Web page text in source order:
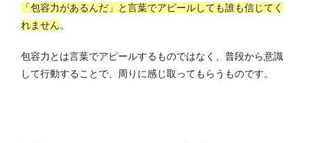
「包容力があるんだ」と言葉でアピールしても誰も信じてく
れません。
包容力とは言葉でアピールするものではなく、普段から意識
して行動することで、周りに感じ取ってもらうものです。